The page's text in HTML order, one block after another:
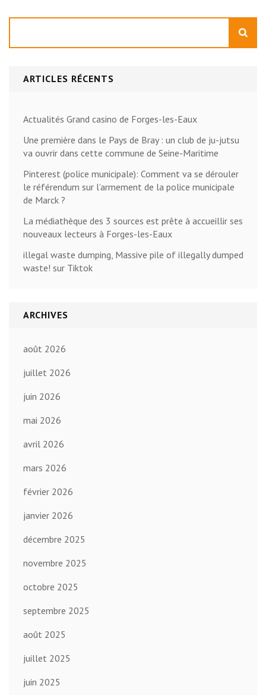
ARTICLES RÉCENTS
Actualités Grand casino de Forges-les-Eaux
Une première dans le Pays de Bray : un club de ju-jutsu
va ouvrir dans cette commune de Seine-Maritime
Pinterest (police municipale): Comment va se dérouler
le référendum sur l’armement de la police municipale
de Marck ?
La médiathèque des 3 sources est prête à accueillir ses
nouveaux lecteurs à Forges-les-Eaux
illegal waste dumping, Massive pile of illegally dumped
waste! sur Tiktok
ARCHIVES
août 2026
juillet 2026
juin 2026
mai 2026
avril 2026
mars 2026
février 2026
janvier 2026
décembre 2025
novembre 2025
octobre 2025
septembre 2025
août 2025
juillet 2025
juin 2025